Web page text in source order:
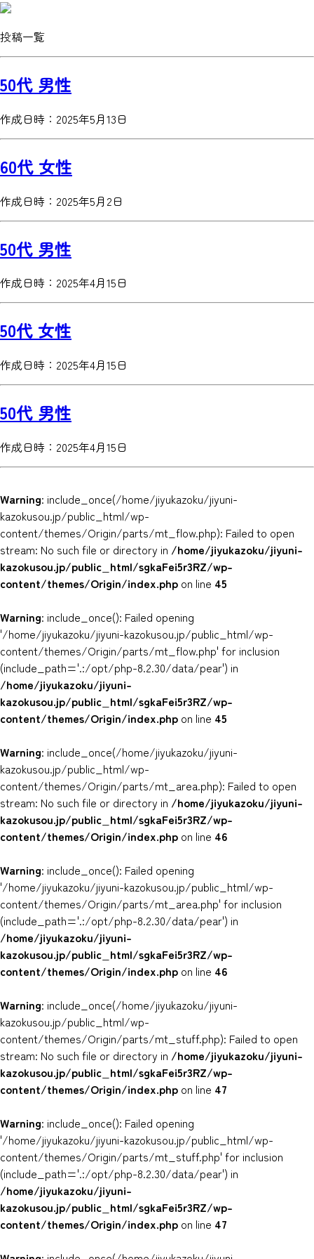
投稿一覧
50代 男性
作成日時：2025年5月13日
60代 女性
作成日時：2025年5月2日
50代 男性
作成日時：2025年4月15日
50代 女性
作成日時：2025年4月15日
50代 男性
作成日時：2025年4月15日
Warning: include_once(/home/jiyukazoku/jiyuni-
kazokusou.jp/public_html/wp-
content/themes/Origin/parts/mt_flow.php): Failed to open
stream: No such file or directory in /home/jiyukazoku/jiyuni-
kazokusou.jp/public_html/sgkaFei5r3RZ/wp-
content/themes/Origin/index.php on line 45
Warning: include_once(): Failed opening
'/home/jiyukazoku/jiyuni-kazokusou.jp/public_html/wp-
content/themes/Origin/parts/mt_flow.php' for inclusion
(include_path='.:/opt/php-8.2.30/data/pear') in
/home/jiyukazoku/jiyuni-
kazokusou.jp/public_html/sgkaFei5r3RZ/wp-
content/themes/Origin/index.php on line 45
Warning: include_once(/home/jiyukazoku/jiyuni-
kazokusou.jp/public_html/wp-
content/themes/Origin/parts/mt_area.php): Failed to open
stream: No such file or directory in /home/jiyukazoku/jiyuni-
kazokusou.jp/public_html/sgkaFei5r3RZ/wp-
content/themes/Origin/index.php on line 46
Warning: include_once(): Failed opening
'/home/jiyukazoku/jiyuni-kazokusou.jp/public_html/wp-
content/themes/Origin/parts/mt_area.php' for inclusion
(include_path='.:/opt/php-8.2.30/data/pear') in
/home/jiyukazoku/jiyuni-
kazokusou.jp/public_html/sgkaFei5r3RZ/wp-
content/themes/Origin/index.php on line 46
Warning: include_once(/home/jiyukazoku/jiyuni-
kazokusou.jp/public_html/wp-
content/themes/Origin/parts/mt_stuff.php): Failed to open
stream: No such file or directory in /home/jiyukazoku/jiyuni-
kazokusou.jp/public_html/sgkaFei5r3RZ/wp-
content/themes/Origin/index.php on line 47
Warning: include_once(): Failed opening
'/home/jiyukazoku/jiyuni-kazokusou.jp/public_html/wp-
content/themes/Origin/parts/mt_stuff.php' for inclusion
(include_path='.:/opt/php-8.2.30/data/pear') in
/home/jiyukazoku/jiyuni-
kazokusou.jp/public_html/sgkaFei5r3RZ/wp-
content/themes/Origin/index.php on line 47